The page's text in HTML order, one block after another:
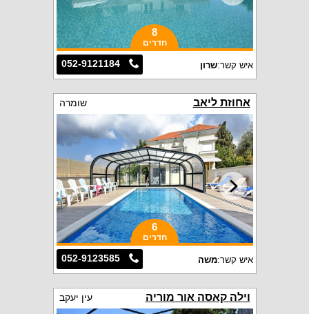
8
חדרים
052-9121184 איש קשר:שרון
אחוזת ליאב שומרה
6
חדרים
052-9123585 איש קשר:משה
וילה קאסה אור מוריה עין יעקב